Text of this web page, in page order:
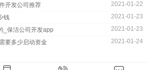
开发公司推荐
2021-01-22
钱
2021-01-23
_保洁公司开发app
2021-01-23
要多少启动资金
2021-01-24